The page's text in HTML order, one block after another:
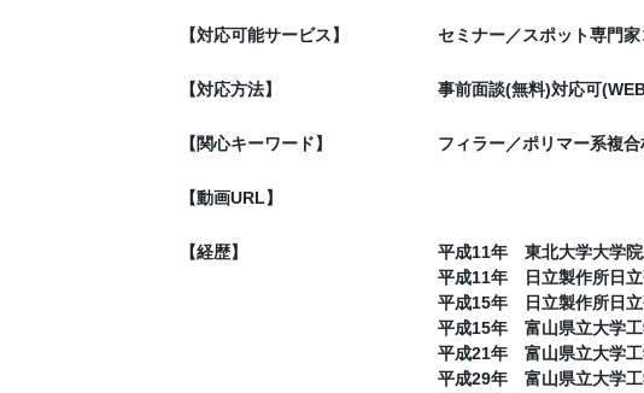
【対応可能サービス】 セミナー／スポット専門
【対応方法】 事前面談(無料)対応可
【関心キーワード】 フィラー／ポリマー系複
【動画URL】
【経歴】
平成11年 東北大学大学院
平成11年 日立製作所日立
平成15年 日立製作所日立
平成15年 富山県立大学
平成21年 富山県立大学
平成29年 富山県立大学